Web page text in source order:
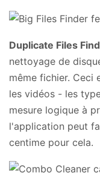
Duplicate Files
nettoyage de
même fichier. Ceci
les vidéos - les
mesure logique à
l'application peut
centime pour cela.